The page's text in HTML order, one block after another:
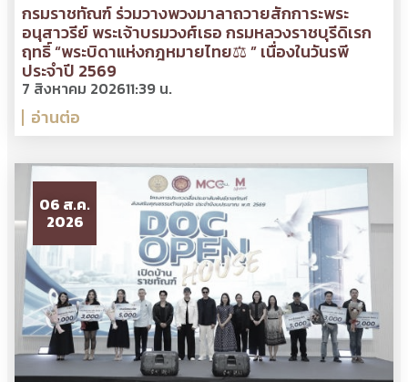
กรมราชทัณฑ์ ร่วมวางพวงมาลาถวายสักการะพระ
อนุสาวรีย์ พระเจ้าบรมวงศ์เธอ กรมหลวงราชบุรีดิเรก
ฤทธิ์ “พระบิดาแห่งกฎหมายไทย⚖ ” เนื่องในวันรพี
ประจำปี 2569
7 สิงหาคม 202611:39 น.
อ่านต่อ
06 ส.ค.
2026